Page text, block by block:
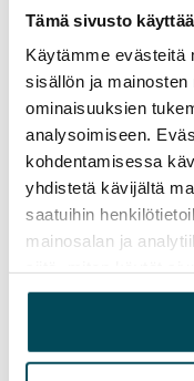
Tämä sivusto
Käytämme evästeitä
sisällön ja
ominaisuuksien
analysoimiseen.
kohdentamisessa
yhdistetä kävijältä
saatuihin
mainosalan ja
yhdistää näitä tietoja
heille tai joita on
palvelujaan.